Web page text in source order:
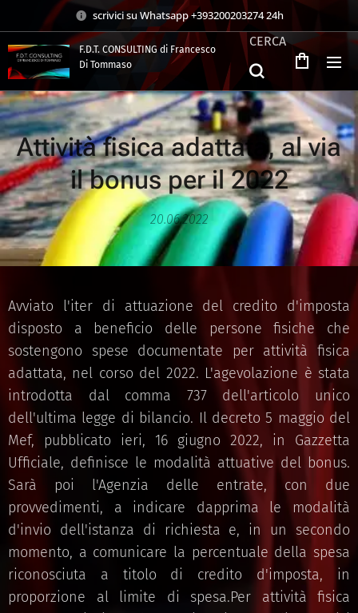
scrivici su Whatsapp +393200203274 24h
F.D.T. CONSULTING di Francesco
Di Tommaso
CERCA
Attività fisica adattata, al via
il bonus per il 2022
20.06.2022
Avviato l'iter di attuazione del credito d'imposta
disposto a beneficio delle persone fisiche che
sostengono spese documentate per attività fisica
adattata, nel corso del 2022. L'agevolazione è stata
introdotta dal comma 737 dell'articolo unico
dell'ultima legge di bilancio. Il decreto 5 maggio del
Mef, pubblicato ieri, 16 giugno 2022, in Gazzetta
Ufficiale, definisce le modalità attuative del bonus.
Sarà poi l'Agenzia delle entrate, con due
provvedimenti, a indicare dapprima le modalità
d'invio dell'istanza di richiesta e, in un secondo
momento, a comunicare la percentuale della spesa
riconosciuta a titolo di credito d'imposta, in
proporzione al limite di spesa.Per attività fisica